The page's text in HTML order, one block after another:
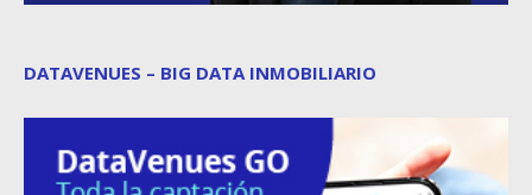
DATAVENUES – BIG DATA INMOBILIARIO